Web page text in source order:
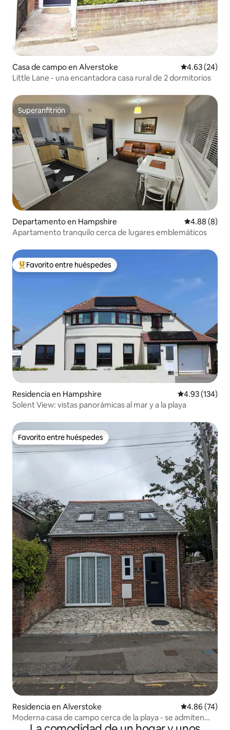
Casa de campo en Alverstoke Calificación
4.63 (24)
Little Lane - una encantadora casa rural de 2 dormitorios
Superanfitrión
Superanfitrión
Departamento en Hampshire Calificación
4.88 (8)
Apartamento tranquilo cerca de lugares emblemáticos
De los mejores en Favorito entre huéspedes
Favorito entre huéspedes
Residencia en Hampshire Calificación
4.93 (134)
Solent View: vistas panorámicas al mar y a la playa
Favorito entre huéspedes
Favorito entre huéspedes
Residencia en Alverstoke Calificación
4.86 (74)
Moderna casa de campo cerca de la playa - se admiten
mascotas